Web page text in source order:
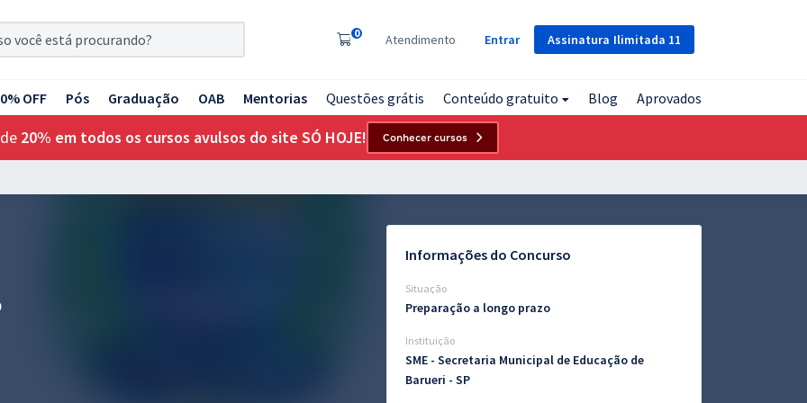
Assinatura Ilimitada 11
0 Atendimento Entrar
OFF Pós Graduação OAB Mentorias Questões grátis Conteúdo gratuito Blog Aprovados
20% em todos os cursos avulsos do site SÓ HOJE! Conhecer cursos
Informações do Concurso
Situação
Preparação a longo prazo
Instituição
SME - Secretaria Municipal de Educação de
Barueri - SP